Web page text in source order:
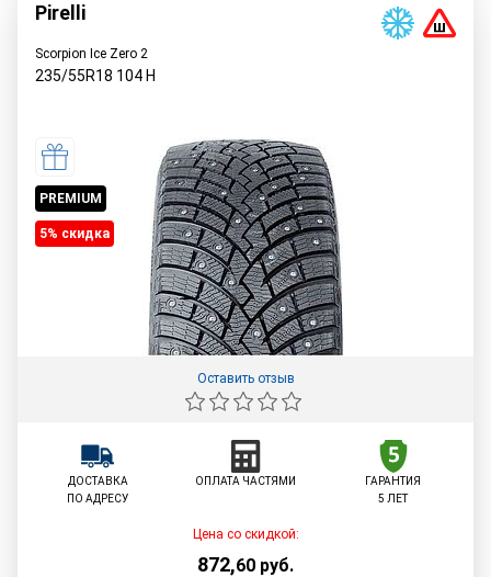
Pirelli
Scorpion Ice Zero 2
235/55R18 104 H
PREMIUM
5% cкидка
Оставить отзыв
ДОСТАВКА
ПО АДРЕСУ
ОПЛАТА ЧАСТЯМИ
ГАРАНТИЯ
5 ЛЕТ
Цена со скидкой:
872,60 руб.